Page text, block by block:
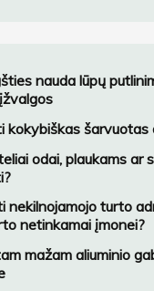
nauda lūpų
kokybiškas šarvuotas
odai, plaukams ar
nekilnojamojo turto
netinkamai įmonei?
mažam aliuminio